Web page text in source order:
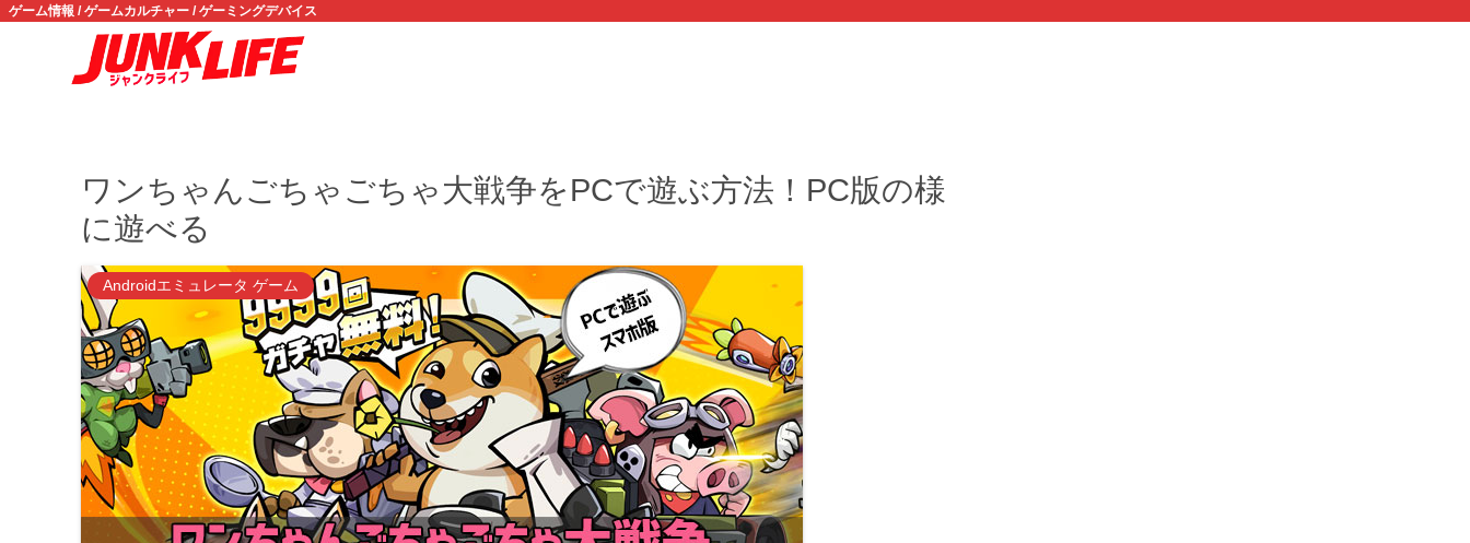
ゲーム情報 / ゲームカルチャー / ゲーミングデバイス
ワンちゃんごちゃごちゃ大戦争をPCで遊ぶ方法！PC版の様
に遊べる
Androidエミュレータ ゲーム